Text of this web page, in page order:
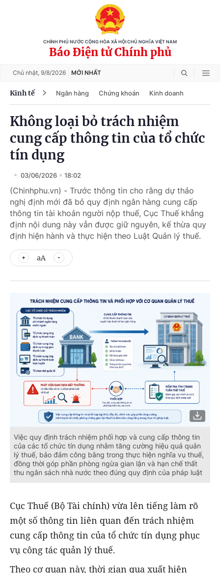
CHÍNH PHỦ NƯỚC CỘNG HÒA XÃ HỘI CHỦ NGHĨA VIỆT NAM
Báo Điện tử Chính phủ
Chủ nhật, 9/8/2026 MỚI NHẤT
Kinh tế Ngân hàng Chứng khoán Kinh doanh
Không loại bỏ trách nhiệm
cung cấp thông tin của tổ chức
tín dụng
03/06/2026 18:02
(Chinhphu.vn) - Trước thông tin cho rằng dự thảo
nghị định mới đã bỏ quy định ngân hàng cung cấp
thông tin tài khoản người nộp thuế, Cục Thuế khẳng
định nội dung này vẫn được giữ nguyên, kế thừa quy
định hiện hành và thực hiện theo Luật Quản lý thuế.
aA
Việc quy định trách nhiệm phối hợp và cung cấp thông tin
của các tổ chức tín dụng nhằm tăng cường hiệu quả quản
lý thuế, bảo đảm công bằng trong thực hiện nghĩa vụ thuế,
đồng thời góp phần phòng ngừa gian lận và hạn chế thất
thu ngân sách nhà nước theo đúng quy định của pháp luật
Cục Thuế (Bộ Tài chính) vừa lên tiếng làm rõ
một số thông tin liên quan đến trách nhiệm
cung cấp thông tin của tổ chức tín dụng phục
vụ công tác quản lý thuế.
Theo cơ quan này, thời gian qua xuất hiện